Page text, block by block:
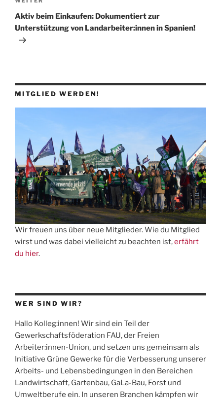
Beitrag
Aktiv beim Einkaufen: Dokumentiert zur
Unterstützung von Landarbeiter:innen in Spanien!
MITGLIED WERDEN!
Wir freuen uns über neue Mitglieder. Wie du Mitglied
wirst und was dabei vielleicht zu beachten ist,erfährt
du hier.
WER SIND WIR?
Hallo Kolleg:innen! Wir sind ein Teil der
Gewerkschaftsföderation FAU, der Freien
Arbeiter:innen-Union, und setzen uns gemeinsam als
Initiative Grüne Gewerke für die Verbesserung unserer
Arbeits- und Lebensbedingungen in den Bereichen
Landwirtschaft, Gartenbau, GaLa-Bau, Forst und
Umweltberufe ein. In unseren Branchen kämpfen wir